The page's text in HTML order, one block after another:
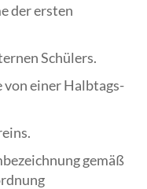
der ersten
Schülers.
von einer Halbtags-
gemäß